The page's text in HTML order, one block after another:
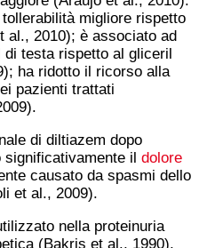
migliore rispetto
al., 2010); è associato ad
di testa rispetto al gliceril
ha ridotto il ricorso alla
pazienti trattati
di diltiazem dopo
significativamente il dolore
causato da spasmi dello
et al., 2009).
nella proteinuria
(Bakris et al., 1990),